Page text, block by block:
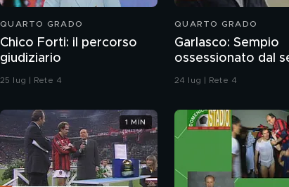
QUARTO GRADO
Chico Forti: il percorso
giudiziario
25 lug | Rete 4
QUARTO GRADO
Garlasco: Sempio
ossessionato dal
ragazzo rispettoso?
24 lug | Rete 4
1 MIN